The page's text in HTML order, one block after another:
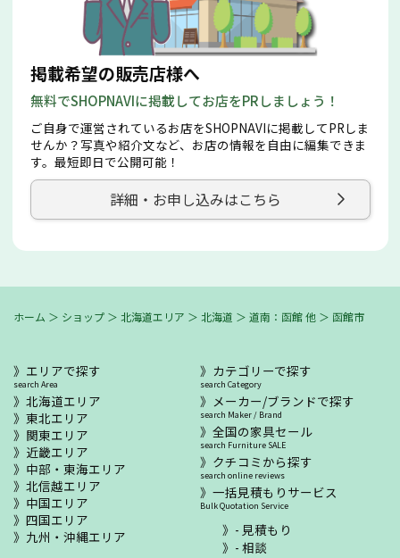
掲載希望の販売店様へ
無料でSHOPNAVIに掲載してお店をPRしましょう！
ご自身で運営されているお店をSHOPNAVIに掲載してPRしま
せんか？写真や紹介文など、お店の情報を自由に編集できま
す。最短即日で公開可能！
詳細・お申し込みはこちら
ホーム ＞ ショップ ＞ 北海道エリア ＞ 北海道 ＞ 道南：函館 他 ＞ 函館市
エリアで探す
search Area
北海道エリア
東北エリア
関東エリア
近畿エリア
中部・東海エリア
北信越エリア
中国エリア
四国エリア
九州・沖縄エリア
カテゴリーで探す
search Category
メーカー/ブランドで探す
search Maker / Brand
全国の家具セール
search Furniture SALE
クチコミから探す
search online reviews
一括見積もりサービス
Bulk Quotation Service
- 見積もり
- 相談